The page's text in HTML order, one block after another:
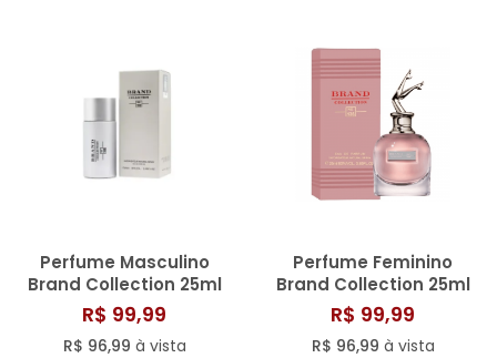
Perfume Masculino
Brand Collection 25ml
N° 102
R$ 99,99
R$ 96,99 à vista
Perfume Feminino
Brand Collection 25ml
N° 136/802
R$ 99,99
R$ 96,99 à vista